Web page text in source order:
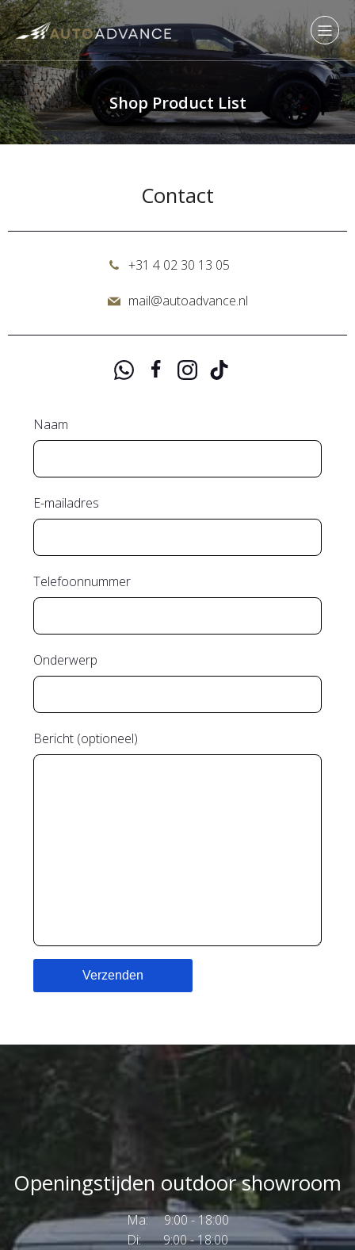
Shop Product List
Contact
+31 4 02 30 13 05
mail@autoadvance.nl
Naam
E-mailadres
Telefoonnummer
Onderwerp
Bericht (optioneel)
Openingstijden outdoor showroom
Ma: 9:00 - 18:00
Di: 9:00 - 18:00